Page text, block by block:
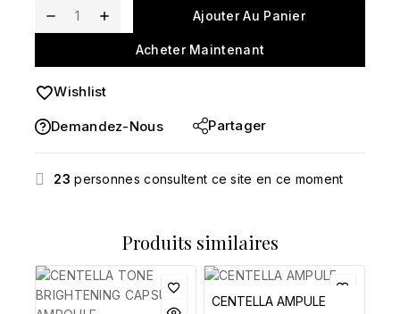
Ajouter Au Panier
Acheter Maintenant
Wishlist
Demandez-Nous Partager
23 personnes consultent ce site en ce moment
Produits similaires
CENTELLA AMPULE